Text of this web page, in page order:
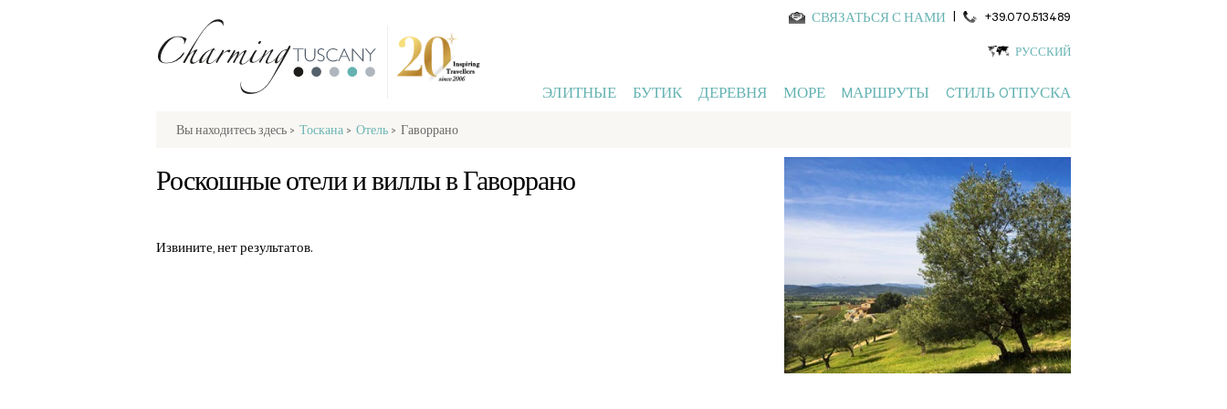
СВЯЗАТЬСЯ С НАМИ | +39.070.513489
РУССКИЙ
ЭЛИТНЫЕ БУТИК ДЕРЕВНЯ МОРЕ MАРШРУТЫ CТИЛЬ OТПУСКА
Вы находитесь здесь > Тоскана > Отель > Гаворрано
Роскошные отели и виллы в Гаворрано
Извините, нет результатов.